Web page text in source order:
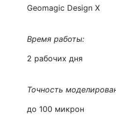
Geomagic Design X
Время работы:
2 рабочих дня
Точность
до 100 микрон